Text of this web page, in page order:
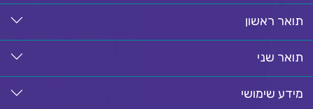
תואר ראשון
תואר שני
מידע שימושי